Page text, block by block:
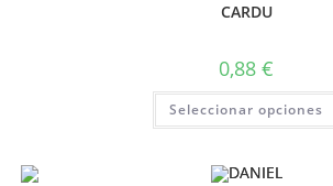
CARDU
0,88 €
Seleccionar opciones